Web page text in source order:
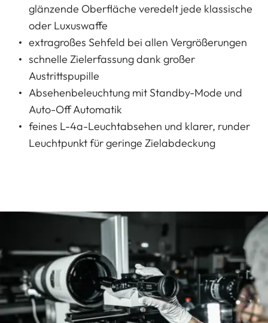
glänzende Oberfläche veredelt jede klassische
oder Luxuswaffe
extragroßes Sehfeld bei allen Vergrößerungen
schnelle Zielerfassung dank großer
Austrittspupille
Absehenbeleuchtung mit Standby-Mode und
Auto-Off Automatik
feines L-4a-Leuchtabsehen und klarer, runder
Leuchtpunkt für geringe Zielabdeckung